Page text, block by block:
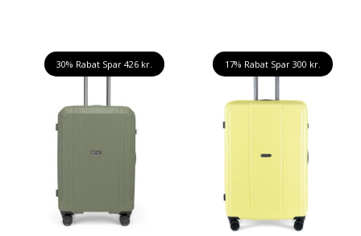
30% Rabat Spar 426 kr. 17% Rabat Spar 300 kr.